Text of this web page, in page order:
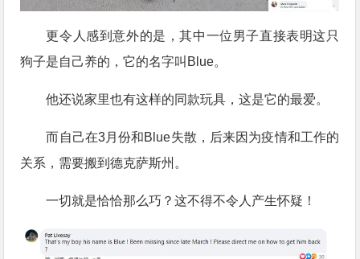
更令人感到意外的是，其中一位男子直接表明这只
狗子是自己养的，它的名字叫Blue。
他还说家里也有这样的同款玩具，这是它的最爱。
而自己在3月份和Blue失散，后来因为疫情和工作的
关系，需要搬到德克萨斯州。
一切就是恰恰那么巧？这不得不令人产生怀疑！